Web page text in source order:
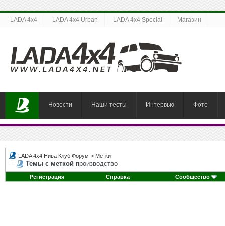
LADA 4x4 LADA 4x4 Urban LADA 4x4 Special Магазин
Новости Наши тесты Интервью Фото
LADA 4x4 Нива Клуб Форум > Метки
Темы с меткой производство
Регистрация Справка Сообщество